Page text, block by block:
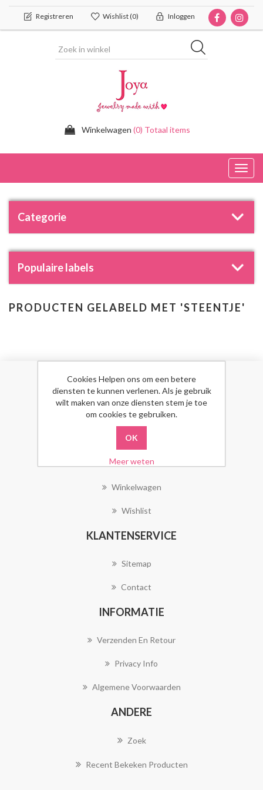
Registreren Wishlist(0) Inloggen
Winkelwagen (0) Totaal items
Categorie
Populaire labels
PRODUCTEN GELABELD MET 'STEENTJE'
MIJN ACCOUNT
Mijn Account
Bestellingen
Klant Adressen
Winkelwagen
Wishlist
KLANTENSERVICE
Sitemap
Contact
INFORMATIE
Verzenden En Retour
Privacy Info
Algemene Voorwaarden
ANDERE
Zoek
Recent Bekeken Producten
Cookies Helpen ons om een betere
diensten te kunnen verlenen. Als je gebruik
wilt maken van onze diensten stem je toe
om cookies te gebruiken.
Meer weten